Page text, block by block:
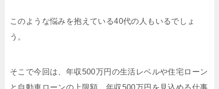
このような悩みを抱えている40代の人もいるでしょ
う。
そこで今回は、年収500万円の生活レベルや住宅ローン
と自動車ローンの上限額、年収500万円を見込める仕事